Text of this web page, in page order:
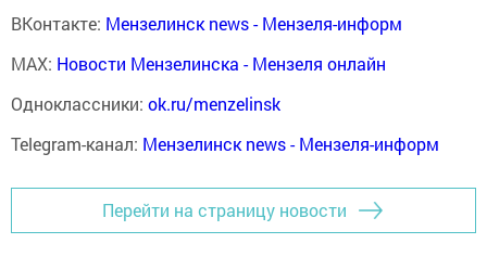
ВКонтакте: Мензелинск news - Мензеля-информ
MAX: Новости Мензелинска - Мензеля онлайн
Одноклассники: ok.ru/menzelinsk
Telegram-канал: Мензелинск news - Мензеля-информ
Перейти на страницу новости